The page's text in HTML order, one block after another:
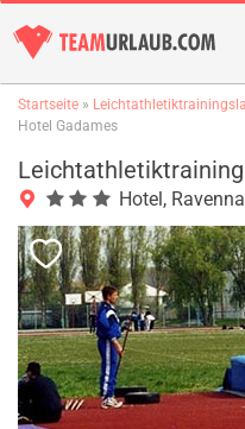
Startseite »
Hotel Gadames
Hotel,